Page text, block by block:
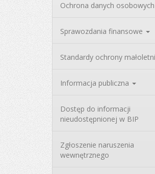
Ochrona danych osobowych
Sprawozdania finansowe
Standardy ochrony
Informacja publiczna
Dostęp do informacji
nieudostępnionej w BIP
Zgłoszenie naruszenia
wewnętrznego